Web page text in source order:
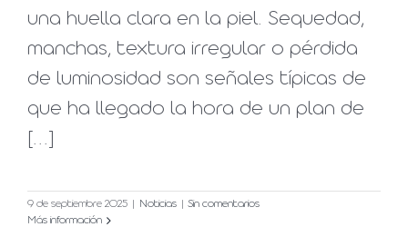
una huella clara en la piel. Sequedad,
manchas, textura irregular o pérdida
de luminosidad son señales típicas de
que ha llegado la hora de un plan de
[...]
9 de septiembre 2025 Noticias
Sin comentarios
Más información